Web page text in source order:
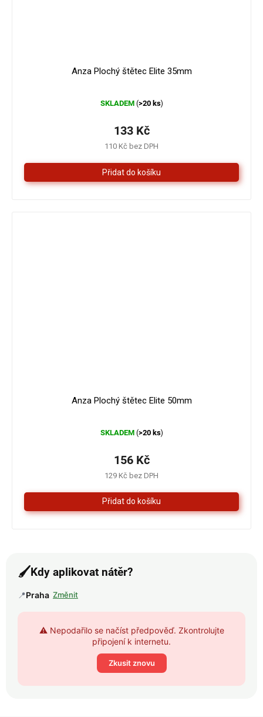
Anza Plochý štětec Elite 35mm
hodnocení
je
z
5
hvězdiček.
SKLADEM (>20 ks)
110 Kč bez DPH
133 Kč
Anza Plochý štětec Elite 50mm
hodnocení
je
4,0
z
5
hvězdiček.
SKLADEM (>20 ks)
129 Kč bez DPH
156 Kč
🖌️Kdy aplikovat nátěr?
📍Praha Změnit
⚠️ Nepodařilo se načíst předpověď. Zkontrolujte
připojení k internetu.
Zkusit znovu